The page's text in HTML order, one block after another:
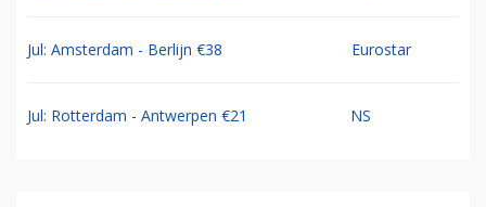
Jul: Amsterdam - Berlijn €38 Eurostar
Jul: Rotterdam - Antwerpen €21 NS